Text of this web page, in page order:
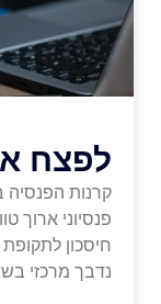
לפצח
קרנות הפנסיה
פנסיוני ארוך
חיסכון
נדבך מרכזי